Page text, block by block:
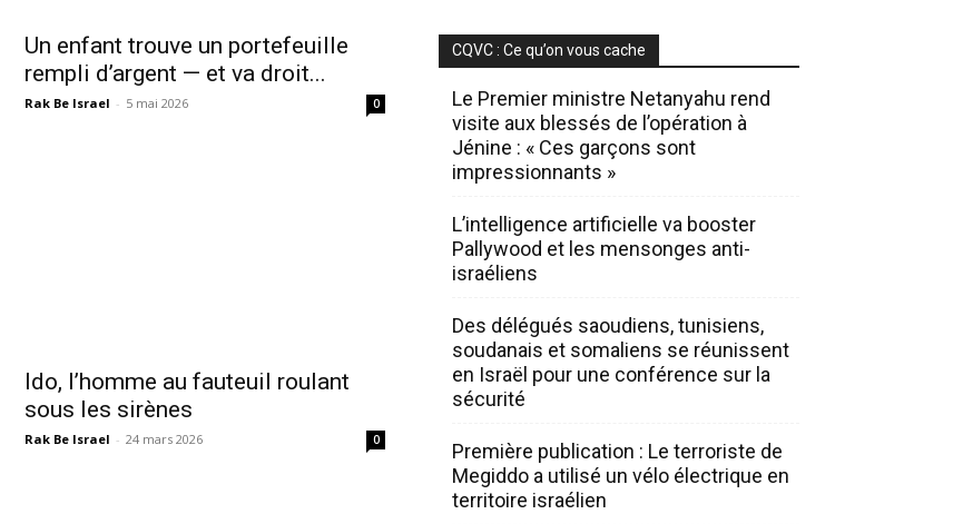
Un enfant trouve un portefeuille
rempli d’argent — et va droit...
Rak Be Israel - 5 mai 2026 0
Ido, l’homme au fauteuil roulant
sous les sirènes
Rak Be Israel - 24 mars 2026 0
CQVC : Ce qu’on vous cache
Le Premier ministre Netanyahu rend
visite aux blessés de l’opération à
Jénine : « Ces garçons sont
impressionnants »
L’intelligence artificielle va booster
Pallywood et les mensonges anti-
israéliens
Des délégués saoudiens, tunisiens,
soudanais et somaliens se réunissent
en Israël pour une conférence sur la
sécurité
Première publication : Le terroriste de
Megiddo a utilisé un vélo électrique en
territoire israélien